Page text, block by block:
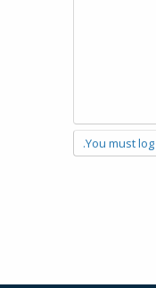
You must